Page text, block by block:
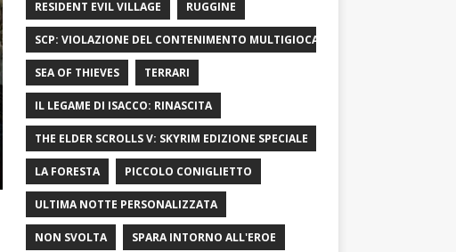
RESIDENT EVIL VILLAGE RUGGINE
SCP: VIOLAZIONE DEL CONTENIMENTO MULTIGIOCATORE
SEA OF ​​THIEVES TERRARI
IL LEGAME DI ISACCO: RINASCITA
THE ELDER SCROLLS V: SKYRIM EDIZIONE SPECIALE
LA FORESTA PICCOLO CONIGLIETTO
ULTIMA NOTTE PERSONALIZZATA
NON SVOLTA SPARA INTORNO ALL'EROE